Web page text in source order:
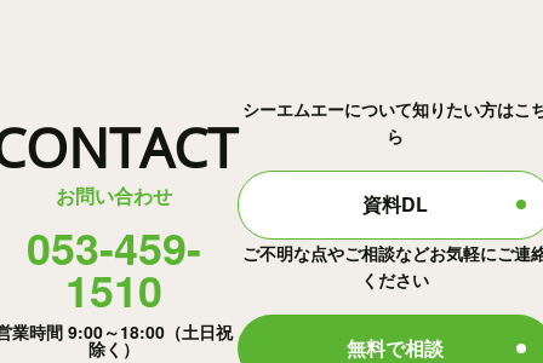
お問い合わせ
053-459-
1510
業時間 9:00～18:00（土日祝
除く）
シーエムエーについて知りたい方はこ
ら
資料DL
ご不明な点やご相談などお気軽にご連
ください
無料で相談